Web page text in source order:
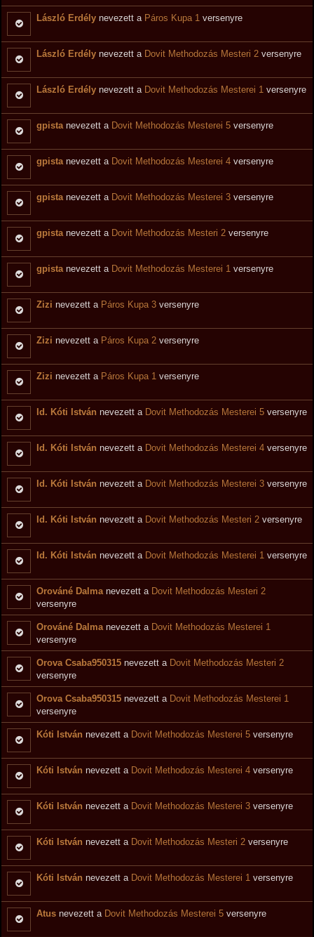
László Erdély nevezett a Páros Kupa 1 versenyre
László Erdély nevezett a Dovit Methodozás Mesteri 2 versenyre
László Erdély nevezett a Dovit Methodozás Mesterei 1 versenyre
gpistanevezett a Dovit Methodozás Mesterei 5 versenyre
gpistanevezett a Dovit Methodozás Mesterei 4 versenyre
gpistanevezett a Dovit Methodozás Mesterei 3 versenyre
gpistanevezett a Dovit Methodozás Mesteri 2 versenyre
gpistanevezett a Dovit Methodozás Mesterei 1 versenyre
Zizi nevezett a Páros Kupa 3 versenyre
Zizi nevezett a Páros Kupa 2 versenyre
Zizi nevezett a Páros Kupa 1 versenyre
Id. Kóti István nevezett a Dovit Methodozás Mesterei 5 versenyre
Id. Kóti István nevezett a Dovit Methodozás Mesterei 4 versenyre
Id. Kóti István nevezett a Dovit Methodozás Mesterei 3 versenyre
Id. Kóti István nevezett a Dovit Methodozás Mesteri 2 versenyre
Id. Kóti István nevezett a Dovit Methodozás Mesterei 1 versenyre
Orováné Dalma nevezett a Dovit Methodozás Mesteri 2
versenyre
Orováné Dalma nevezett a Dovit Methodozás Mesterei 1
versenyre
Orova Csaba950315 nevezett a Dovit Methodozás Mesteri 2
versenyre
Orova Csaba950315 nevezett a Dovit Methodozás Mesterei 1
versenyre
Kóti István nevezett a Dovit Methodozás Mesterei 5 versenyre
Kóti István nevezett a Dovit Methodozás Mesterei 4 versenyre
Kóti István nevezett a Dovit Methodozás Mesterei 3 versenyre
Kóti István nevezett a Dovit Methodozás Mesteri 2 versenyre
Kóti István nevezett a Dovit Methodozás Mesterei 1 versenyre
Atus nevezett a Dovit Methodozás Mesterei 5 versenyre